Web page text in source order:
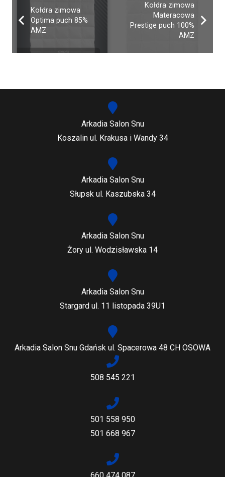
Kołdra zimowa
Optima puch 85%
AMZ
Kołdra zimowa
Materacowa
Prestige puch 100%
AMZ
Arkadia Salon Snu
Koszalin ul. Krakusa i Wandy 34
Arkadia Salon Snu
Słupsk ul. Kaszubska 34
Arkadia Salon Snu
Żory ul. Wodzisławska 14
Arkadia Salon Snu
Stargard ul. 11 listopada 39U1
Arkadia Salon Snu Gdańsk ul. Spacerowa 48 CH OSOWA
508 545 221
501 558 950
501 668 967
660 474 087